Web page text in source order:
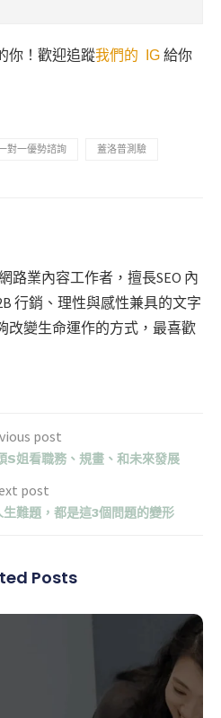
你！歡迎追蹤我們的 IG 給你
對一優勢諮詢 蓋洛普測驗
路業內容工作者，擅長SEO 內
行銷、理性與感性兼具的文字
改變生命運作的方式，最喜歡
post
S姐看職務、規畫、和未來發展
post
難題，都是這3個問題的變形
Posts